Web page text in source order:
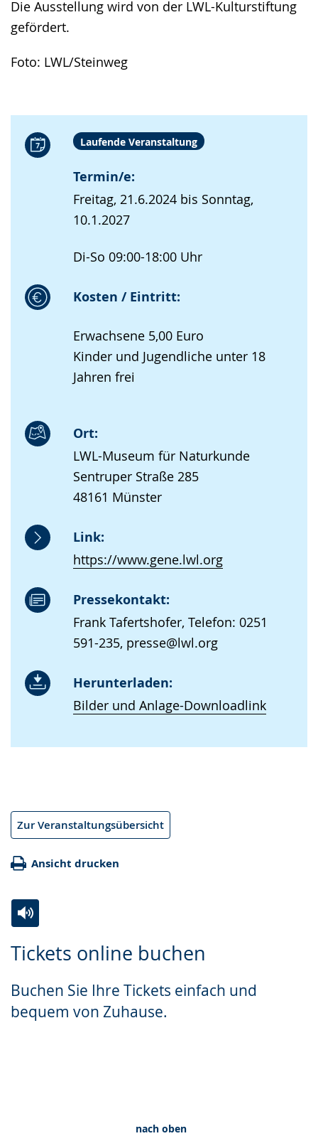
Die Ausstellung wird von der LWL-Kulturstiftung
gefördert.
Foto: LWL/Steinweg
Laufende Veranstaltung
Termin/e:
Freitag, 21.6.2024 bis Sonntag,
10.1.2027
Di-So 09:00-18:00 Uhr
Kosten / Eintritt:
Erwachsene 5,00 Euro
Kinder und Jugendliche unter 18
Jahren frei
Ort:
LWL-Museum für Naturkunde
Sentruper Straße 285
48161 Münster
Link:
https://www.gene.lwl.org
Pressekontakt:
Frank Tafertshofer, Telefon: 0251
591-235, presse@lwl.org
Herunterladen:
Bilder und Anlage-Downloadlink
Zur Veranstaltungsübersicht
Ansicht drucken
Tickets online buchen
Buchen Sie Ihre Tickets einfach und
bequem von Zuhause.
Leichten
wechseln.
Audio-
Video
Deutscher
Gebärdensprache
nach oben